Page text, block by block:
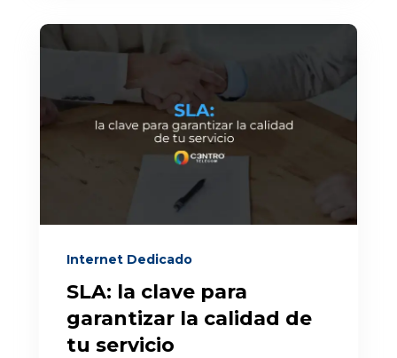
Internet Dedicado
SLA: la clave para
garantizar la calidad de
tu servicio